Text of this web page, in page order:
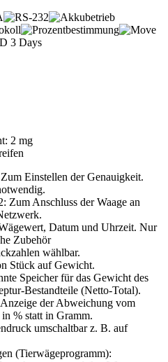
2 mg
Einstellen der Genauigkeit.
Zum Anschluss der Waage an
Datum und Uhrzeit. Nur
Zubehör
wählbar.
Stück auf Gewicht.
Speicher für das Gewicht des
Bestandteile (Netto-Total).
der Abweichung vom
% statt in Gramm.
umschaltbar z. B. auf
(Tierwägeprogramm):